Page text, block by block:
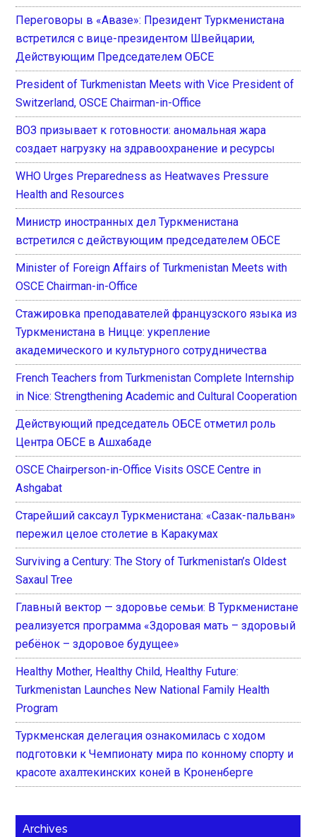
Переговоры в «Авазе»: Президент Туркменистана
встретился с вице-президентом Швейцарии,
Действующим Председателем ОБСЕ
President of Turkmenistan Meets with Vice President of
Switzerland, OSCE Chairman-in-Office
ВОЗ призывает к готовности: аномальная жара
создает нагрузку на здравоохранение и ресурсы
WHO Urges Preparedness as Heatwaves Pressure
Health and Resources
Министр иностранных дел Туркменистана
встретился с действующим председателем ОБСЕ
Minister of Foreign Affairs of Turkmenistan Meets with
OSCE Chairman-in-Office
Стажировка преподавателей французского языка из
Туркменистана в Ницце: укрепление
академического и культурного сотрудничества
French Teachers from Turkmenistan Complete Internship
in Nice: Strengthening Academic and Cultural Cooperation
Действующий председатель ОБСЕ отметил роль
Центра ОБСЕ в Ашхабаде
OSCE Chairperson-in-Office Visits OSCE Centre in
Ashgabat
Старейший саксаул Туркменистана: «Сазак-пальван»
пережил целое столетие в Каракумах
Surviving a Century: The Story of Turkmenistan’s Oldest
Saxaul Tree
Главный вектор — здоровье семьи: В Туркменистане
реализуется программа «Здоровая мать – здоровый
ребёнок – здоровое будущее»
Healthy Mother, Healthy Child, Healthy Future:
Turkmenistan Launches New National Family Health
Program
Туркменская делегация ознакомилась с ходом
подготовки к Чемпионату мира по конному спорту и
красоте ахалтекинских коней в Кроненберге
Archives